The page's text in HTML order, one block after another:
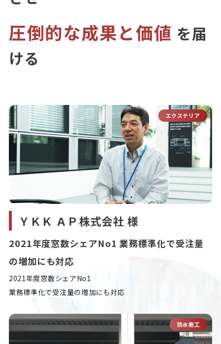
圧倒的な成果と価値 を届
ける
エクステリア
ＹＫＫ ＡＰ株式会社 様
2021年度窓数シェアNo1 業務標準化で受注量
の増加にも対応
2021年度窓数シェアNo1
業務標準化で受注量の増加にも対応
防水施工